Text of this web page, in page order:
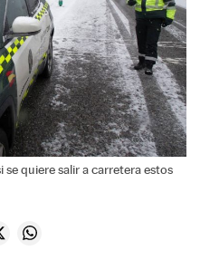
quiere salir a carretera estos